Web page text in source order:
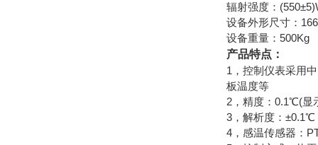
辐射强度：
设备外形尺寸：
设备重量：500Kg
产品特点：
1，控制仪表采用
板温度等
2，精度：0.1℃(显
3，解析度：±0.1℃
4，感温传感器：